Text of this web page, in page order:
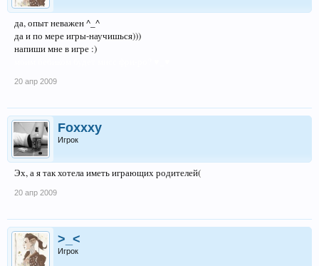
да, опыт неважен ^_^
да и по мере игры-научишься)))
напиши мне в игре :)
20 апр 2009
Foxxxy
Игрок
Эх, а я так хотела иметь играющих родителей(
20 апр 2009
>_<
Игрок